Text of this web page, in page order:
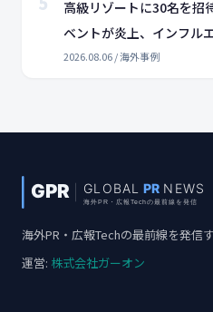
高級リゾートに30名を招
ベントが炎上、インフル
2026.08.06 / 海外事例
海外PR・広報Techの最前線を発信す
運営: 株式会社ガーオン